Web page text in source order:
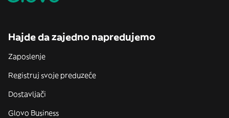
Hajde da zajedno napredujemo
Zaposlenje
Registruj svoje preduzeće
Dostavljači
Glovo Business